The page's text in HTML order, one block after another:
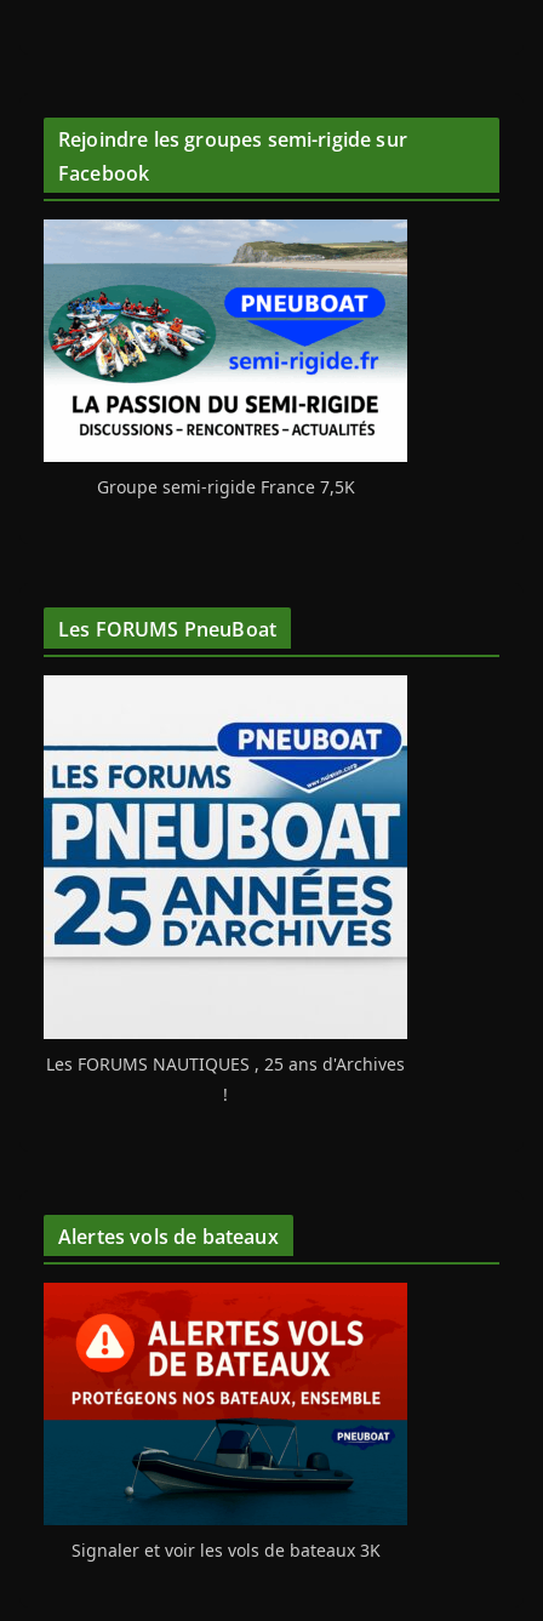
Rejoindre les groupes semi-rigide sur
Facebook
Groupe semi-rigide France 7,5K
Les FORUMS PneuBoat
Les FORUMS NAUTIQUES , 25 ans d'Archives
!
Alertes vols de bateaux
Signaler et voir les vols de bateaux 3K